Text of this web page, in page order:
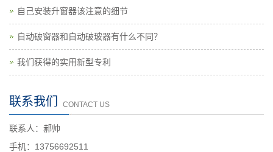
自己安装升窗器该注意的细节
自动破窗器和自动破玻器有什么不同？
我们获得的实用新型专利
联系我们
联系人：郝帅
手机：13756692511